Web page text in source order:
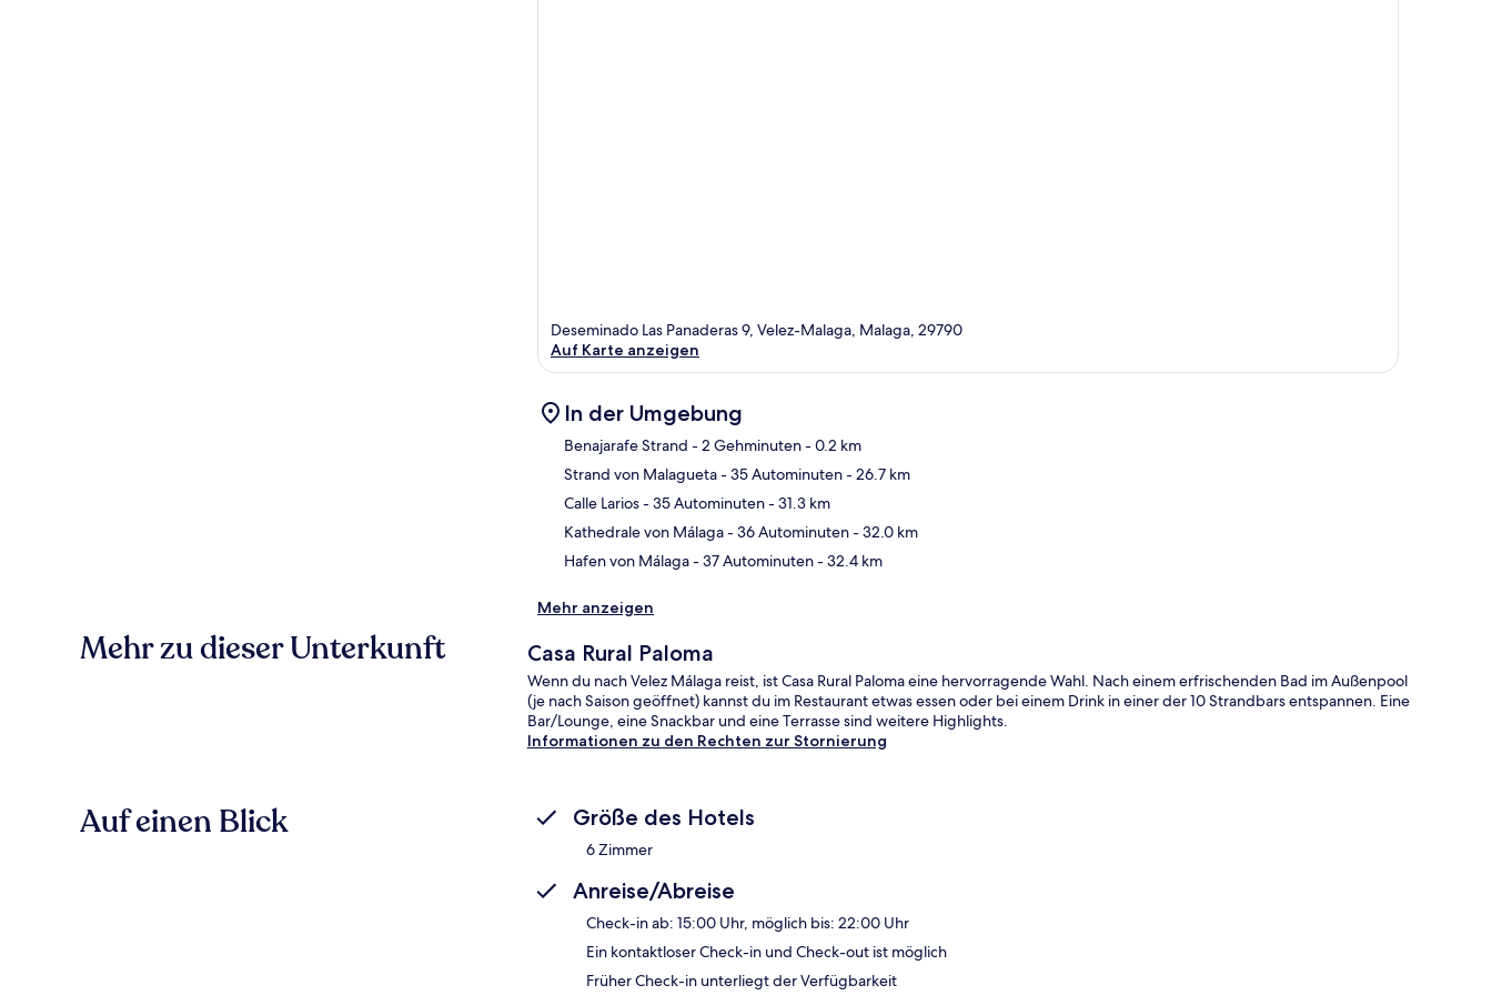
Deseminado Las Panaderas 9, Velez-Malaga, Malaga, 29790
Auf Karte anzeigen
In der Umgebung
Benajarafe Strand - 2 Gehminuten- 0.2 km
Strand von Malagueta- 35 Autominuten- 26.7 km
Calle Larios- 35 Autominuten- 31.3 km
Kathedrale von Málaga- 36 Autominuten- 32.0 km
Hafen von Málaga- 37 Autominuten- 32.4 km
Mehr anzeigen
Mehr zu dieser Unterkunft Casa Rural Paloma
Wenn du nach Velez Málaga reist, ist Casa Rural Paloma eine hervorragende Wahl. Nach einem erfrischenden Bad im Außenpool
(je nach Saison geöffnet) kannst du im Restaurant etwas essen oder bei einem Drink in einer der 10 Strandbars entspannen. Eine
Bar/Lounge, eine Snackbar und eine Terrasse sind weitere Highlights.
Informationen zu den Rechten zur Stornierung
Auf einen Blick Größe des Hotels
6 Zimmer
Anreise/Abreise
Check-in ab: 15:00 Uhr, möglich bis: 22:00 Uhr
Ein kontaktloser Check-in und Check-out ist möglich
Früher Check-in unterliegt der Verfügbarkeit